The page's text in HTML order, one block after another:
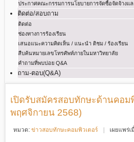
ประกาศคณะกรรมการนโยบายการจัดซื้อจัดจ้างแ
ติดต่อ/สอบถาม
ติดต่อ
ช่องทางการร้องเรียน
เสนอแนะความคิดเห็น / แนะนำ ติชม / ร้องเรียน
สืบค้นหมายเลขโทรศัพท์ภายในมหาวิทยาลัย
คำถามที่พบบ่อย Q&A
ถาม-ตอบ(Q&A)
เปิดรับสมัครสอบทักษะด้านคอ
พฤศจิกายน 2568)
หมวด: ข่าวสอบทักษะคอมพิวเตอร์ เผยแพร่